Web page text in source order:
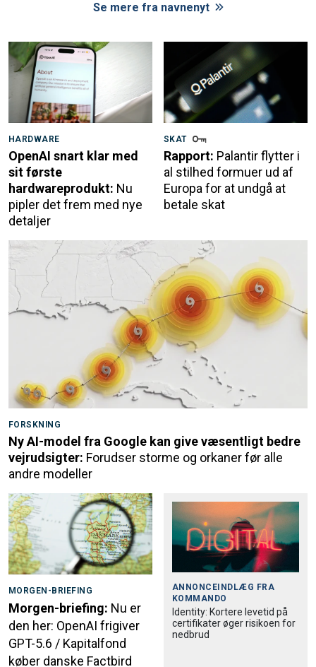
Se mere fra navnenyt
HARDWARE
OpenAI snart klar med
sit første
hardwareprodukt: Nu
pipler det frem med nye
detaljer
SKAT
Rapport: Palantir flytter i
al stilhed formuer ud af
Europa for at undgå at
betale skat
FORSKNING
Ny AI-model fra Google kan give væsentligt bedre
vejrudsigter: Forudser storme og orkaner før alle
andre modeller
MORGEN-BRIEFING
Morgen-briefing: Nu er
den her: OpenAI frigiver
GPT-5.6 / Kapitalfond
køber danske Factbird
ANNONCEINDLÆG FRA
KOMMANDO
Identity: Kortere levetid på
certifikater øger risikoen for
nedbrud